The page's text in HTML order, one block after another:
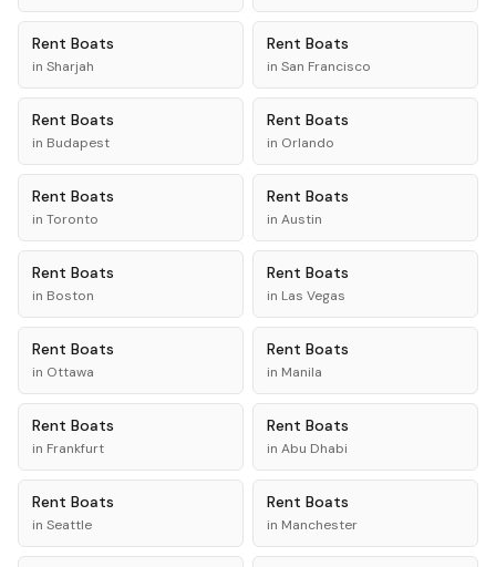
Rent Boats
in Sharjah
Rent Boats
in San Francisco
Rent Boats
in Budapest
Rent Boats
in Orlando
Rent Boats
in Toronto
Rent Boats
in Austin
Rent Boats
in Boston
Rent Boats
in Las Vegas
Rent Boats
in Ottawa
Rent Boats
in Manila
Rent Boats
in Frankfurt
Rent Boats
in Abu Dhabi
Rent Boats
in Seattle
Rent Boats
in Manchester